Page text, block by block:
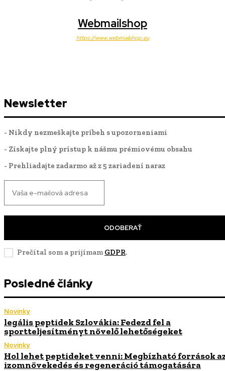
Webmailshop
https://www.webmailshop.eu
Newsletter
- Nikdy nezmeškajte príbeh s upozorneniami
- Získajte plný prístup k nášmu prémiovému obsahu
- Prehliadajte zadarmo až z 5 zariadení naraz
ODOBERAŤ
Prečítal som a prijímam GDPR.
Posledné články
Novinky
legális peptidek Szlovákia: Fedezd fel a
sportteljesítményt növelő lehetőségeket
Novinky
Hol lehet peptideket venni: Megbízható források
izomnövekedés és regeneráció támogatására